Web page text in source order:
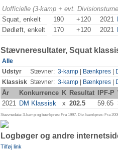
Uofficielle (3-kamp + evt.
Squat, enkelt
190 +120 2021
Dødløft, enkelt
170 +120 2021
Stævneresultater, Squat
Alle
Udstyr
Stævner: 3-kamp Bænkpres
Klassisk Stævner: 3-kamp Bænkpres
År Konkurrence K Resultat IPF-P
2021 DM Klassisk x 202.5 59.65
Stævnedata: 3-kamp og bænkpres: Fra 1997. Div. bænkpres: Fra
Logbøger og andre
Tilføj link